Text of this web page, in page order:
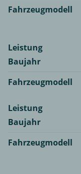
Fahrzeugmodell
Leistung
Baujahr
Fahrzeugmodell
Leistung
Baujahr
Fahrzeugmodell